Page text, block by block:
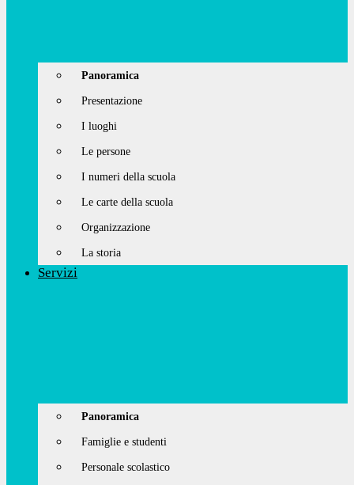
Panoramica
Presentazione
I luoghi
Le persone
I numeri della scuola
Le carte della scuola
Organizzazione
La storia
Servizi
Panoramica
Famiglie e studenti
Personale scolastico